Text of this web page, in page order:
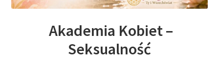
Akademia Kobiet –
Seksualność